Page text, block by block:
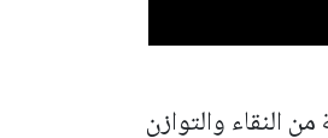
النقاء والتوازن